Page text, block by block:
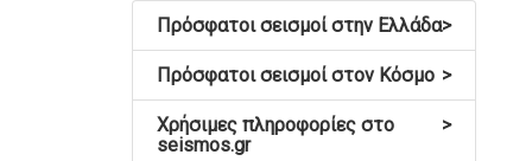
>
Πρόσφατοι σεισμοί στην Ελλάδα
>
Πρόσφατοι σεισμοί στον Κόσμο
>
Χρήσιμες πληροφορίες στο
seismos.gr